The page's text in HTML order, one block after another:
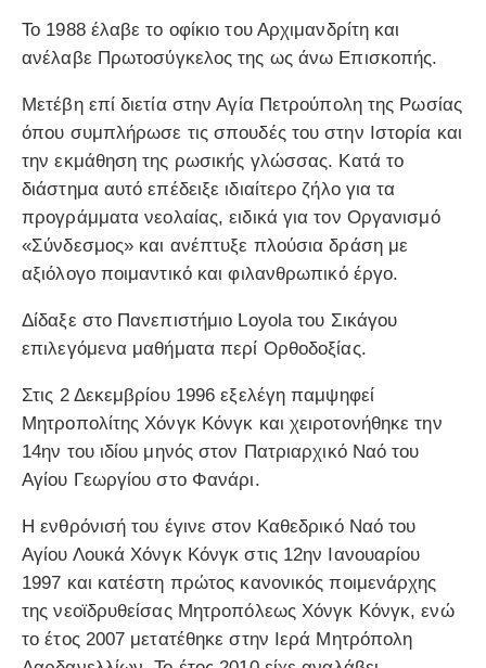
Το 1988 έλαβε το οφίκιο του Αρχιμανδρίτη και
ανέλαβε Πρωτοσύγκελος της ως άνω Επισκοπής.
Μετέβη επί διετία στην Αγία Πετρούπολη της Ρωσίας
όπου συμπλήρωσε τις σπουδές του στην Ιστορία και
την εκμάθηση της ρωσικής γλώσσας. Κατά το
διάστημα αυτό επέδειξε ιδιαίτερο ζήλο για τα
προγράμματα νεολαίας, ειδικά για τον Οργανισμό
«Σύνδεσμος» και ανέπτυξε πλούσια δράση με
αξιόλογο ποιμαντικό και φιλανθρωπικό έργο.
Δίδαξε στο Πανεπιστήμιο Loyola του Σικάγου
επιλεγόμενα μαθήματα περί Ορθοδοξίας.
Στις 2 Δεκεμβρίου 1996 εξελέγη παμψηφεί
Μητροπολίτης Χόνγκ Κόνγκ και χειροτονήθηκε την
14ην του ιδίου μηνός στον Πατριαρχικό Ναό του
Αγίου Γεωργίου στο Φανάρι.
Η ενθρόνισή του έγινε στον Καθεδρικό Ναό του
Αγίου Λουκά Χόνγκ Κόνγκ στις 12ην Ιανουαρίου
1997 και κατέστη πρώτος κανονικός ποιμενάρχης
της νεοϊδρυθείσας Μητροπόλεως Χόνγκ Κόνγκ, ενώ
το έτος 2007 μετατέθηκε στην Ιερά Μητρόπολη